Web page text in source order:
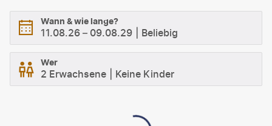
Wann & wie lange?
11.08.26 – 09.08.29 Beliebig
Wer
2 Erwachsene Keine Kinder